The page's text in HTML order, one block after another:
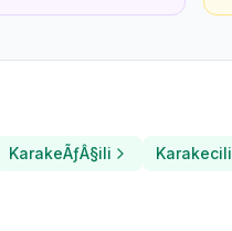
KarakeÃƒÂ§ili Karakecili